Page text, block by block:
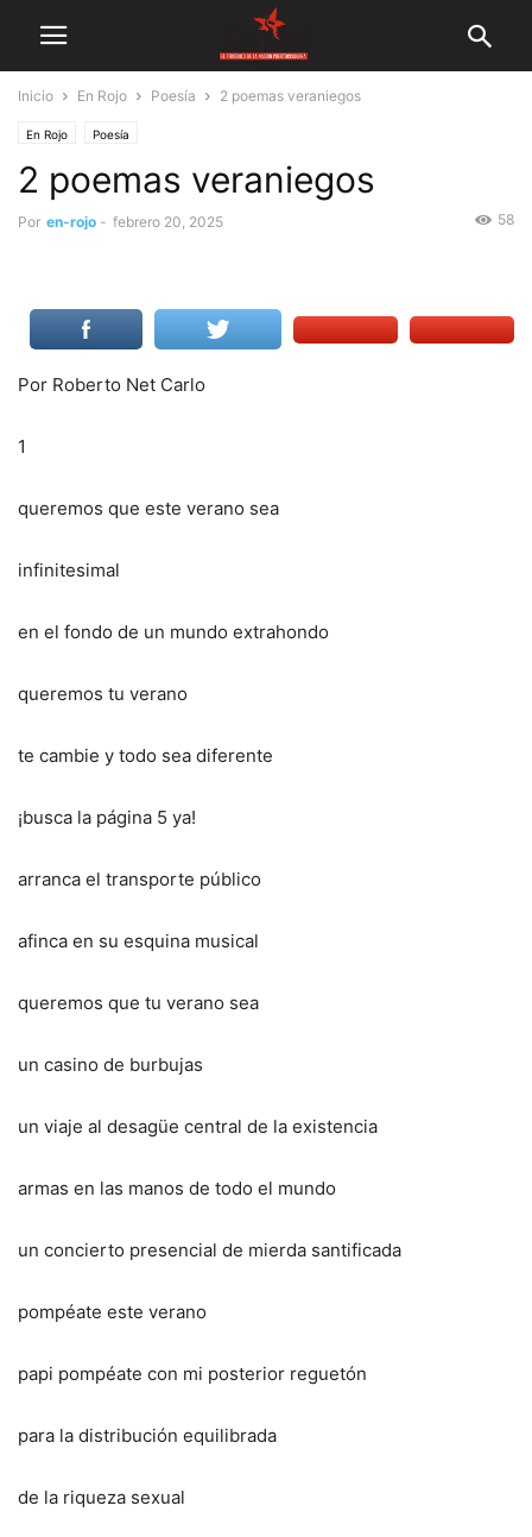
Inicio En Rojo Poesía 2 poemas veraniegos
En Rojo Poesía
2 poemas veraniegos
Por en-rojo - febrero 20, 2025 58
Por Roberto Net Carlo
1
queremos que este verano sea
infinitesimal
en el fondo de un mundo extrahondo
queremos tu verano
te cambie y todo sea diferente
¡busca la página 5 ya!
arranca el transporte público
afinca en su esquina musical
queremos que tu verano sea
un casino de burbujas
un viaje al desagüe central de la existencia
armas en las manos de todo el mundo
un concierto presencial de mierda santificada
pompéate este verano
papi pompéate con mi posterior reguetón
para la distribución equilibrada
de la riqueza sexual